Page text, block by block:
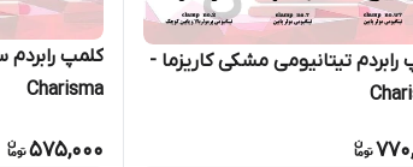
رابردم تیتانیومی مشکی کاریزما -
Charisma
575,000